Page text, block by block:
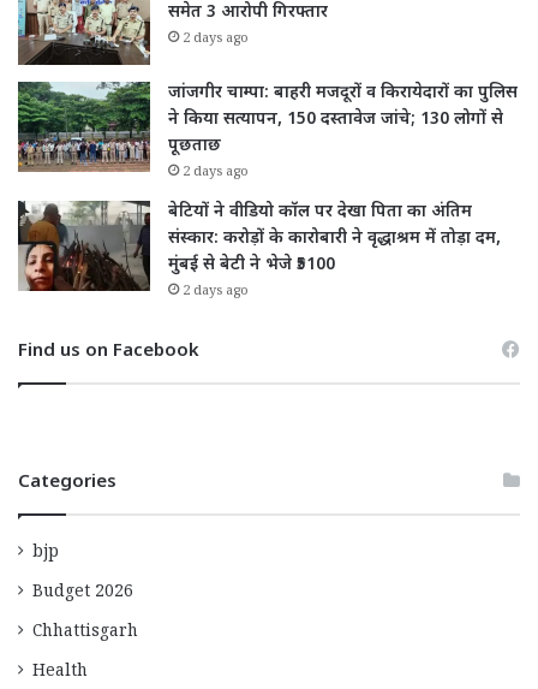
समेत 3 आरोपी गिरफ्तार
2 days ago
जांजगीर चाम्पा: बाहरी मजदूरों व किरायेदारों का पुलिस
ने किया सत्यापन, 150 दस्तावेज जांचे; 130 लोगों से
पूछताछ
2 days ago
बेटियों ने वीडियो कॉल पर देखा पिता का अंतिम
संस्कार: करोड़ों के कारोबारी ने वृद्धाश्रम में तोड़ा दम,
मुंबई से बेटी ने भेजे ₹5100
2 days ago
Find us on Facebook
Categories
bjp
Budget 2026
Chhattisgarh
Health